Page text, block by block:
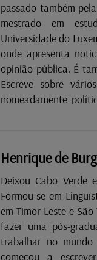
passado também
mestrado em
Universidade do
onde apresenta
opinião pública. É
Escreve sobre
nomeadamente
Henrique de
Deixou Cabo Verde
Formou-se em
em Timor-Leste e
fazer uma pós-
trabalhar no mundo
começou a